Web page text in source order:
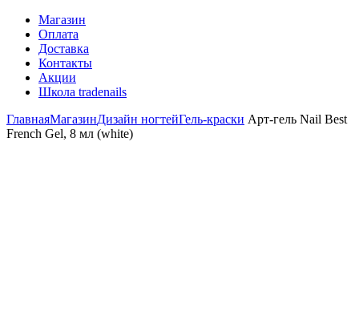
Магазин
Оплата
Доставка
Контакты
Акции
Школа tradenails
ГлавнаяМагазинДизайн ногтейГель-краски Арт-гель Nail Best
French Gel, 8 мл (white)